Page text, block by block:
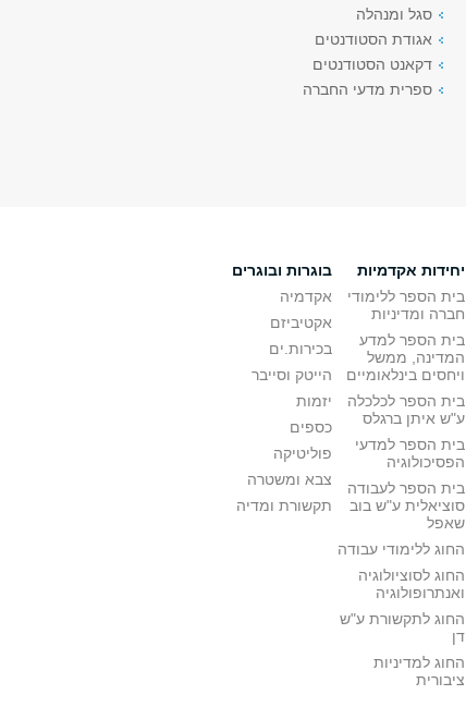
סגל ומנהלה
אגודת הסטודנטים
דקאנט הסטודנטים
ספרית מדעי החברה
יחידות אקדמיות
בית הספר ללימודי
חברה ומדיניות
בית הספר למדע
המדינה, ממשל
ויחסים בינלאומיים
בית הספר לכלכלה
ע"ש איתן ברגלס
בית הספר למדעי
הפסיכולוגיה
בית הספר לעבודה
סוציאלית ע"ש בוב
שאפל
החוג ללימודי עבודה
החוג לסוציולוגיה
ואנתרופולוגיה
החוג לתקשורת ע"ש
דן
החוג למדיניות
ציבורית
בוגרות ובוגרים
אקדמיה
אקטיביזם
בכירות.ים
הייטק וסייבר
יזמות
כספים
פוליטיקה
צבא ומשטרה
תקשורת ומדיה